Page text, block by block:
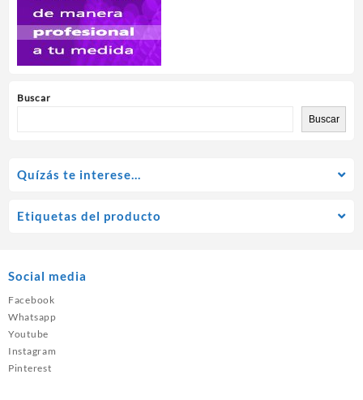
Buscar
Buscar
Quízás te interese…
Etiquetas del producto
Social media
Facebook
Whatsapp
Youtube
Instagram
Pinterest